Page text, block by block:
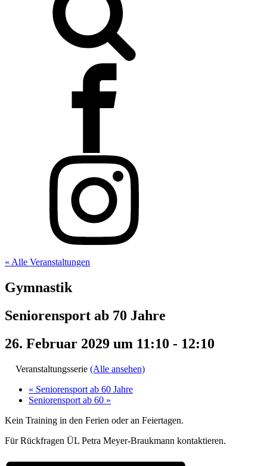
« Alle Veranstaltungen
Gymnastik
Seniorensport ab 70 Jahre
26. Februar 2029 um 11:10 - 12:10
Veranstaltungsserie (Alle ansehen)
« Seniorensport ab 60 Jahre
Seniorensport ab 60 »
Kein Training in den Ferien oder an Feiertagen.
Für Rückfragen ÜL Petra Meyer-Braukmann kontaktieren.